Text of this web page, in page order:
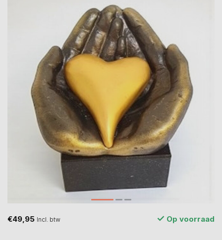
€49,95 Incl. btw Op voorraad